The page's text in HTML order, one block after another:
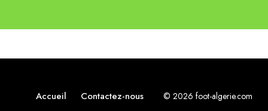
Accueil Contactez-nous © 2026 foot-algerie.com